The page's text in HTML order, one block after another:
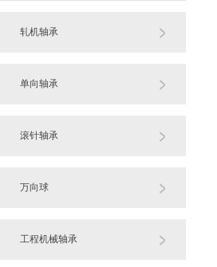
轧机轴承
单向轴承
滚针轴承
万向球
工程机械轴承